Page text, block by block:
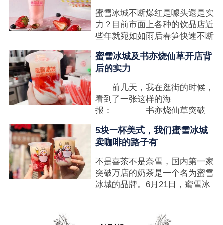
商品，投资者为什么会看不见在
其中的创业商机呢?许多投资者
都会了解我开一家蜜雪冰城要多
少钱?....
蜜雪冰城不断爆红是噱头還是实
力？目前市面上各种的饮品店近
些年就宛如如雨后春笋快速不断
有运营不小心便会被取代，由于
受年青人的喜爱，再加全国人民
的经济发展水准提升，奶茶饮品
行业发展趋势快速，因此 这一
制造行业有着十分....
蜜雪冰城及书亦烧仙草开店背
后的实力
前几天，我在逛街的时候，
看到了一张这样的海
报： 书亦烧仙草突破
了，这个连名字都没怎么听过的
奶茶店，怎么就悄咪咪地开了这
么多家了？ 也许大家对
5000 家店是什么量级没什么概
念，我来给对....
5块一杯美式，我们蜜雪冰城
卖咖啡的路子有
不是喜茶不是奈雪，国内第一家
突破万店的奶茶是一个名为蜜雪
冰城的品牌。6月21日，蜜雪冰
家，买多少送多少”的横幅，这